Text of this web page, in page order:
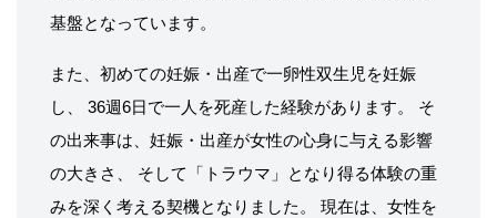
基盤となっています。
また、初めての妊娠・出産で一卵性双生児を妊娠
し、 36週6日で一人を死産した経験があります。 そ
の出来事は、妊娠・出産が女性の心身に与える影響
の大きさ、 そして「トラウマ」となり得る体験の重
みを深く考える契機となりました。 現在は、女性を